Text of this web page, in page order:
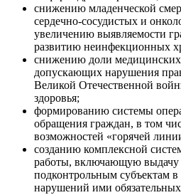
снижению младенческой
сердечно-сосудистых и
увеличению выявляемости
развитию неинфекционных
снижению доли медицинских
допускающих нарушения
Великой Отечественной
здоровья;
формированию системы
обращения граждан, в том
возможностей «горячей
созданию комплексной
работы, включающую выдачу
подконтрольным субъектам
нарушений ими